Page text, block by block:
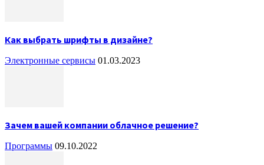
Как выбрать шрифты в дизайне?
Электронные сервисы 01.03.2023
Зачем вашей компании облачное решение?
Программы 09.10.2022